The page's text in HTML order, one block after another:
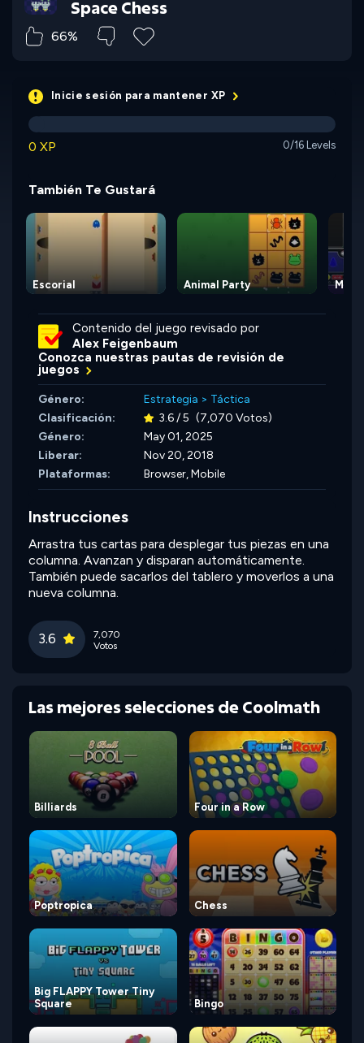
Space Chess
66%
Inicie sesión para mantener XP
0 XP 0/16 Levels
También Te Gustará
Escorial Animal Party
Contenido del juego revisado por
Alex Feigenbaum
Conozca nuestras pautas de revisión de
juegos
Género: Estrategia > Táctica
Clasificación:
3.6 / 5 (7,070 Votos)
Género:
May 01, 2025
Liberar:
Nov 20, 2018
Plataformas:
Browser, Mobile
Instrucciones
Arrastra tus cartas para desplegar tus piezas en una
columna. Avanzan y disparan automáticamente.
También puede sacarlos del tablero y moverlos a una
nueva columna.
3.6
7,070
Votos
Las mejores selecciones de Coolmath
Billiards Four in a Row
Poptropica Chess
Big FLAPPY Tower Tiny
Square
Bingo